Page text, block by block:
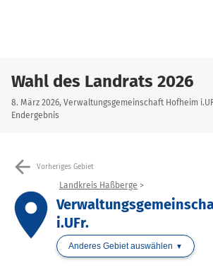
Wahl des Landrats 2026
8. März 2026, Verwaltungsgemeinschaft Hofheim
Endergebnis
arrow_back Vorheriges Gebiet
place
Landkreis Haßberge
i.UFr.
Anderes Gebiet auswählen